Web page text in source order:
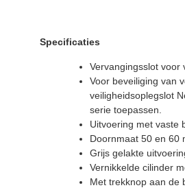
Specificaties
Vervangingsslot voor
Voor beveiliging van
veiligheidsoplegslot
serie toepassen.
Uitvoering met vaste
Doornmaat 50 en 60
Grijs gelakte
Vernikkelde cilinder
Met trekknop aan de